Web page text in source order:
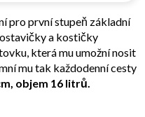
pro první stupeň základní
a kostičky
která mu umožní nosit
mu tak každodenní cesty
objem 16 litrů.